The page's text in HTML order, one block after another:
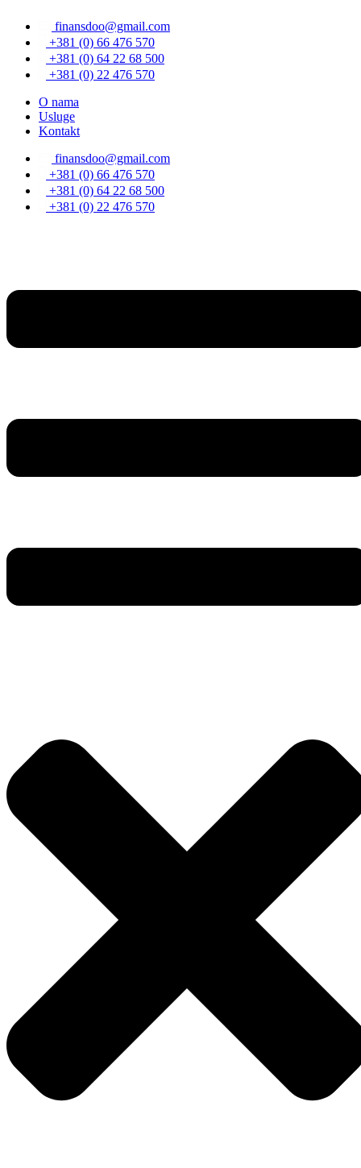
садржај
finansdoo@gmail.com
+381 (0) 66 476 570
+381 (0) 64 22 68 500
+381 (0) 22 476 570
O nama
Usluge
Kontakt
finansdoo@gmail.com
+381 (0) 66 476 570
+381 (0) 64 22 68 500
+381 (0) 22 476 570